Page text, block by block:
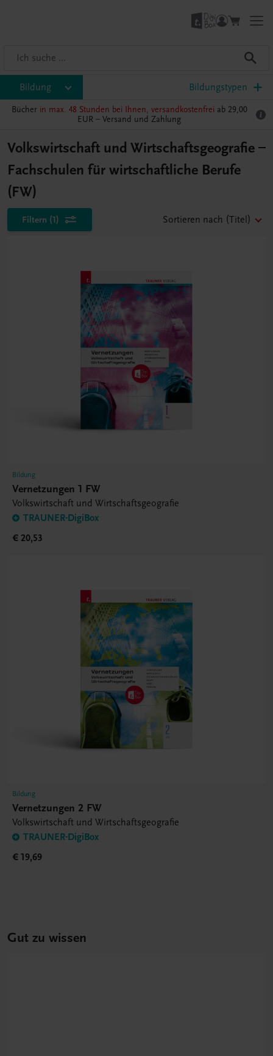
Bildung Bildungstypen
Bücher in max. 48 Stunden bei Ihnen, versandkostenfrei ab 29,00
EUR – Versand und Zahlung
Volkswirtschaft und Wirtschaftsgeografie –
Fachschulen für wirtschaftliche Berufe
(FW)
Filtern (1) Sortieren nach (Titel)
Bildung
Vernetzungen 1 FW
Volkswirtschaft und Wirtschaftsgeografie
TRAUNER-DigiBox
€ 20,53
Bildung
Vernetzungen 2 FW
Volkswirtschaft und Wirtschaftsgeografie
TRAUNER-DigiBox
€ 19,69
Gut zu wissen